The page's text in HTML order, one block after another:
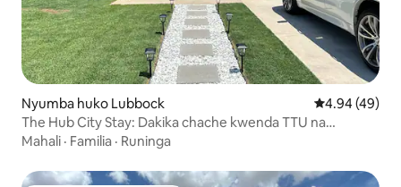
Nyumba huko Lubbock Ukadiriaji wa
4.94 (49)
The Hub City Stay: Dakika chache kwenda TTU na
Hospitali
Mahali · Familia · Runinga